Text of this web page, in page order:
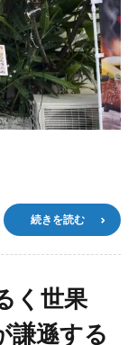
続きを読む
く世果
謙遜する